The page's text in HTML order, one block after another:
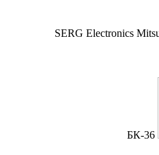
SERG Electronics
БК-36